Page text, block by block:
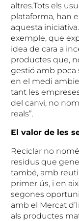
altres.Tots els
plataforma, han
aquesta
exemple, que
idea de cara a
productes que,
gestió amb poca
en el medi
tant les
del canvi, no
reals”.
El valor de les
Reciclar no
residus que
també, amb
primer ús, i en
segones
amb el Mercat
als productes